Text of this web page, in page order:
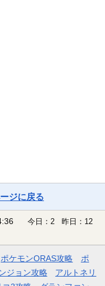
ジに戻る
今日：2 昨日：12
ポケモンORAS攻略
ポ
ジョン攻略
アルトネリ